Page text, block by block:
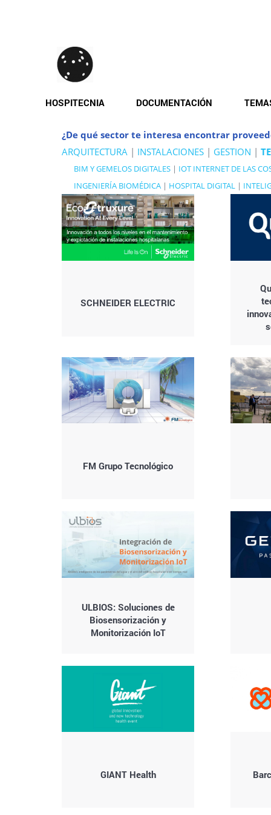
HOSPITECNIA DOCUMENTACIÓN
¿De qué sector te interesa encontrar
ARQUITECTURA | INSTALACIONES | GESTION |
BIM Y GEMELOS DIGITALES | IOT INTERNET DE LAS
INGENIERÍA BIOMÉDICA | HOSPITAL DIGITAL |
SCHNEIDER ELECTRIC
FM Grupo Tecnológico
ULBIOS: Soluciones de
Biosensorización y
Monitorización IoT
GIANT Health